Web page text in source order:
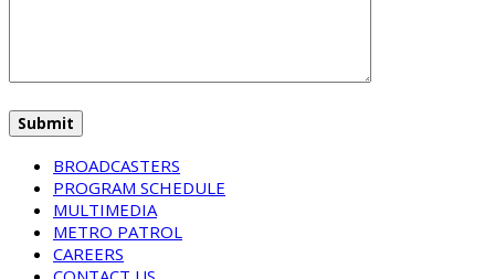
BROADCASTERS
PROGRAM SCHEDULE
MULTIMEDIA
METRO PATROL
CAREERS